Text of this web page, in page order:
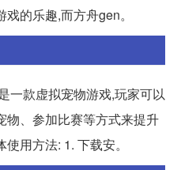
的乐趣,而方舟gen。
一款虚拟宠物游戏,玩家可以
物、参加比赛等方式来提升
用方法: 1. 下载安。